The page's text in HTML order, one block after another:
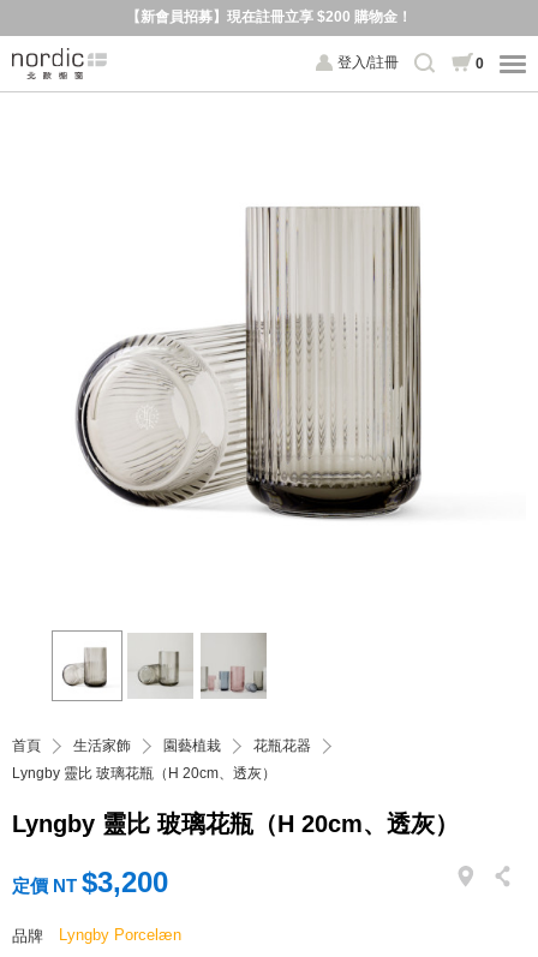
【新會員招募】現在註冊立享 $200 購物金！
登入/註冊 0
首頁 生活家飾 園藝植栽
花瓶花器
Lyngby 靈比 玻璃花瓶（H 20cm、透灰）
Lyngby 靈比 玻璃花瓶（H 20cm、透灰）
定價 NT $3,200
品牌
Lyngby Porcelæn